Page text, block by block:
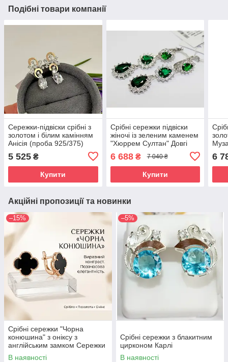
Подібні товари компанії
Сережки-підвіски срібні з
золотом і білим камінням
Анісія (проба 925/375)
5 525 ₴
Купити
Срібні сережки підвіски
жіночі із зеленим каменем
"Хюррем Султан" Довгі
проби
6 688₴ 7 040 ₴
Купити
6
Акційні пропозиції та новинки
–15%
Срібні сережки "Чорна
конюшина" з оніксу з
англійським замком Сережки
срібло жіночі
В наявності
–5%
Срібні сережки з блакитним
цирконом Карлі
В наявності